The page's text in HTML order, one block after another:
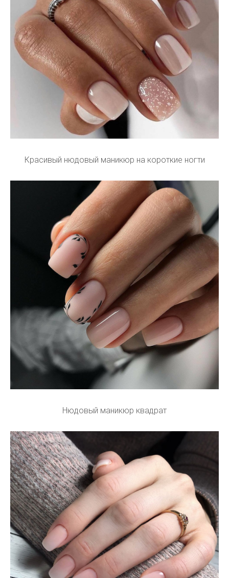
Красивый нюдовый маникюр на короткие ногти
Нюдовый маникюр квадрат